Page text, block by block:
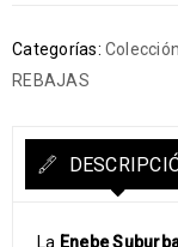
Categorías:
REBAJAS
La Enebe